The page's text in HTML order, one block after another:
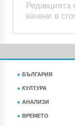
Редакцията
качени в
БЪЛГАРИЯ
КУЛТУРА
АНАЛИЗИ
ВРЕМЕТО